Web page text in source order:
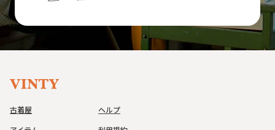
古着屋
ヘルプ